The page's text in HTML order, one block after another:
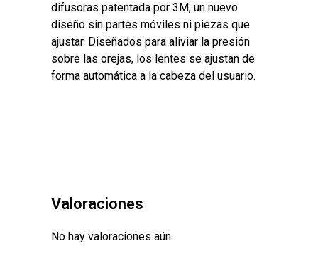
difusoras patentada por 3M, un nuevo
diseño sin partes móviles ni piezas que
ajustar. Diseñados para aliviar la presión
sobre las orejas, los lentes se ajustan de
forma automática a la cabeza del usuario.
Valoraciones
No hay valoraciones aún.